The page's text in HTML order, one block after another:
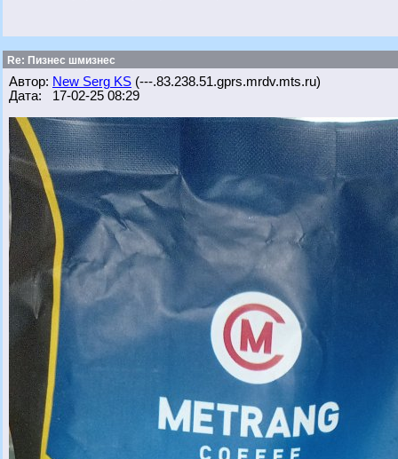
Re: Пизнес шмизнес
Автор: New Serg KS (---.83.238.51.gprs.mrdv.mts.ru)
Дата: 17-02-25 08:29